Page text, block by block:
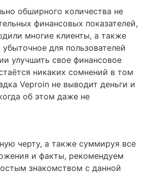
обширного количества не
финансовых показателей,
многие клиенты, а также
для пользователей
улучшить свое финансовое
никаких сомнений в том
Veproin не выводит деньги и
об этом даже не
черту, а также суммируя все
и факты, рекомендуем
знакомством с данной